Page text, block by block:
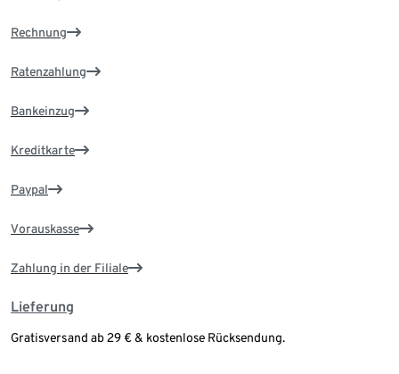
Rechnung
Ratenzahlung
Bankeinzug
Kreditkarte
Paypal
Vorauskasse
Zahlung in der Filiale
Lieferung
Gratisversand ab 29 € & kostenlose Rücksendung.